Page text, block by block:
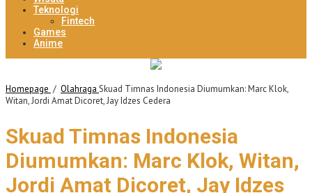
Teknologi
Fintech
Games
Anime
Homepage / Olahraga Skuad Timnas Indonesia Diumumkan: Marc Klok,
Witan, Jordi Amat Dicoret, Jay Idzes Cedera
Skuad Timnas Indonesia
Diumumkan: Marc Klok, Witan,
Jordi Amat Dicoret, Jay Idzes